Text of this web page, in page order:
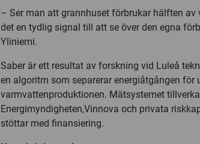
– Ser man att grannhuset förbrukar hälften av
det en tydlig signal till att se över den egna
Yliniemi.
Saber är ett resultat av forskning vid Luleå
en algoritm som separerar energiåtgången
varmvattenproduktionen. Mätsystemet
Energimyndigheten,Vinnova och privata
stöttar med finansiering.